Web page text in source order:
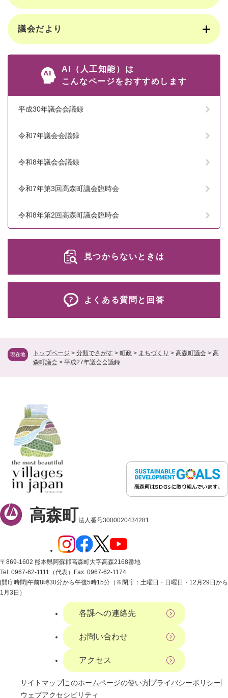
現在地 トップページ > 分類でさがす > 町政 > まちづくり > 高森町議会 > 高
森町議会 > 平成27年議会会議録
議会だより
AI（人工知能）は
こんなページをおすすめします
平成30年議会会議録
令和7年議会会議録
令和8年議会会議録
令和7年第3回高森町議会臨時会
令和8年第2回高森町議会臨時会
見つからないときは
よくある質問と回答
高森町法人番号3000020434281
〒869-1602 熊本県阿蘇郡高森町大字高森2168番地
Tel. 0967-62-1111（代表）
Fax. 0967-62-1174
[開庁時間]午前8時30分から午後5時15分（※閉庁：土曜日・日曜日・12月29日から
1月3日）
各課への連絡先
お問い合わせ
アクセス
サイトマップこのホームページの使い方プライバシーポリシー
ウェブアクセシビリティ